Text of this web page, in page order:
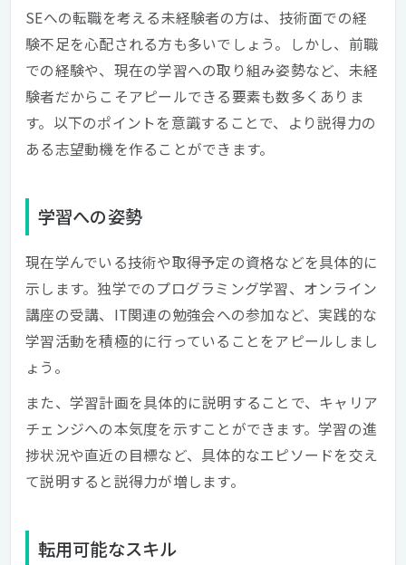
SEへの転職を考える未経験者の方は、技術面での経
験不足を心配される方も多いでしょう。しかし、前職
での経験や、現在の学習への取り組み姿勢など、未経
験者だからこそアピールできる要素も数多くありま
す。以下のポイントを意識することで、より説得力の
ある志望動機を作ることができます。
学習への姿勢
現在学んでいる技術や取得予定の資格などを具体的に
示します。独学でのプログラミング学習、オンライン
講座の受講、IT関連の勉強会への参加など、実践的な
学習活動を積極的に行っていることをアピールしまし
ょう。
また、学習計画を具体的に説明することで、キャリア
チェンジへの本気度を示すことができます。学習の進
捗状況や直近の目標など、具体的なエピソードを交え
て説明すると説得力が増します。
転用可能なスキル